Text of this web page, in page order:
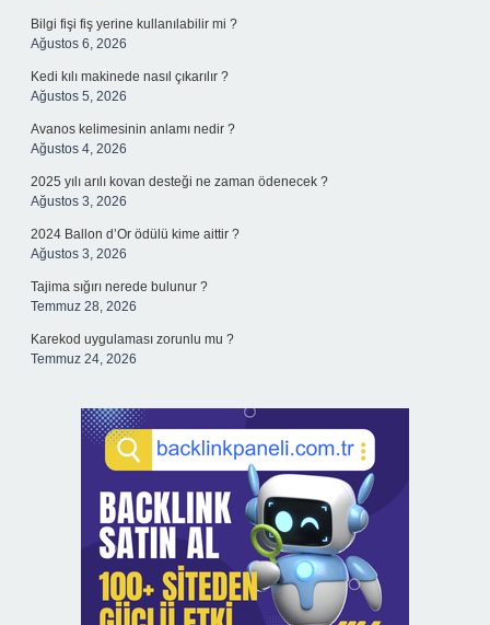
Bilgi fişi fiş yerine kullanılabilir mi ?
Ağustos 6, 2026
Kedi kılı makinede nasıl çıkarılır ?
Ağustos 5, 2026
Avanos kelimesinin anlamı nedir ?
Ağustos 4, 2026
2025 yılı arılı kovan desteği ne zaman ödenecek ?
Ağustos 3, 2026
2024 Ballon d’Or ödülü kime aittir ?
Ağustos 3, 2026
Tajima sığırı nerede bulunur ?
Temmuz 28, 2026
Karekod uygulaması zorunlu mu ?
Temmuz 24, 2026